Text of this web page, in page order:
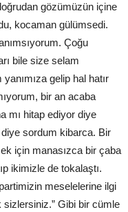
gözümüzün içine
kocaman gülümsedi.
Çoğu
bile size selam
gelip hal hatır
bir an acaba
mı hitap ediyor diye
sordum kibarca. Bir
için manasızca bir çaba
ikimizle de tokalaştı.
meselelerine ilgi
Gibi bir cümle